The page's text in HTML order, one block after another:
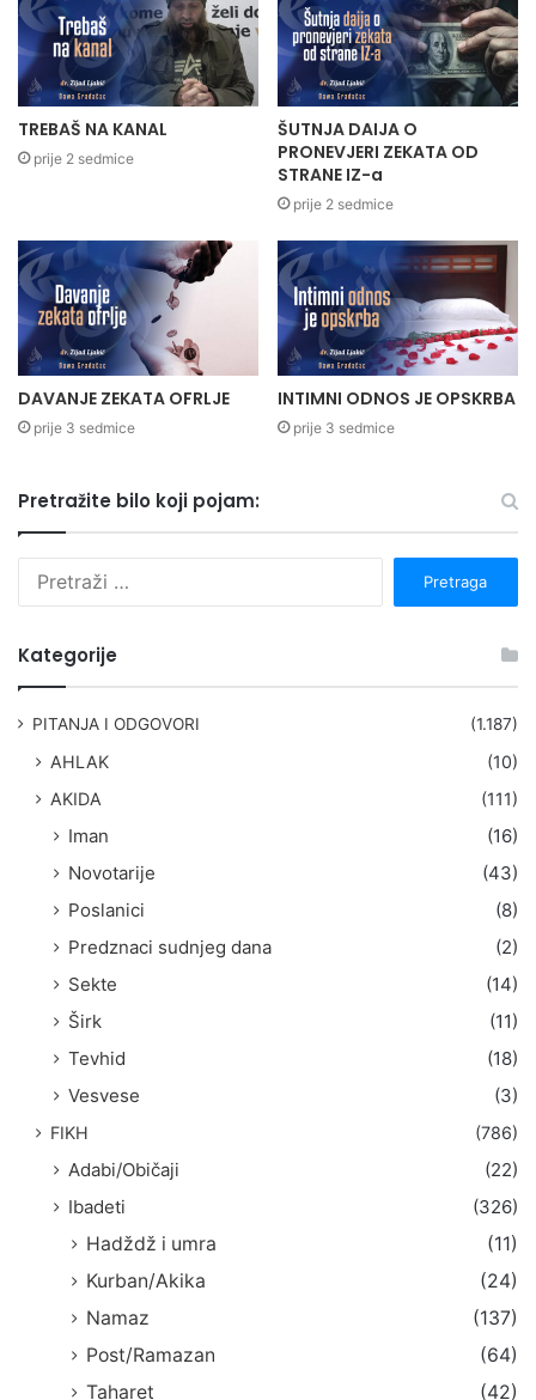
TREBAŠ NA KANAL
prije 2 sedmice
ŠUTNJA DAIJA O
PRONEVJERI ZEKATA OD
STRANE IZ-a
prije 2 sedmice
DAVANJE ZEKATA OFRLJE
prije 3 sedmice
INTIMNI ODNOS JE OPSKRBA
prije 3 sedmice
Pretražite bilo koji pojam:
Kategorije
PITANJA I ODGOVORI (1.187)
AHLAK
(10)
AKIDA
(111)
Iman
(16)
Novotarije
(43)
Poslanici
(8)
Predznaci sudnjeg dana
(2)
Sekte
(14)
Širk
(11)
Tevhid
(18)
Vesvese
(3)
FIKH (786)
Adabi/Običaji
(22)
Ibadeti
(326)
Hadždž i umra
(11)
Kurban/Akika
(24)
Namaz
(137)
Post/Ramazan
(64)
Taharet
(42)